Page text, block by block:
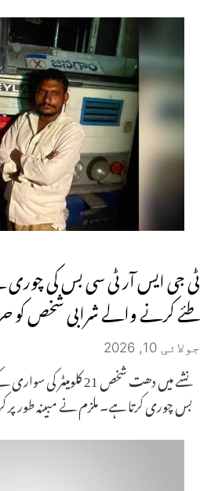
طئے کرنے والے شرابی شخص کو
جولائی 10, 2026
نشے میں دھت شخص 21
بس چوری کرتا ہے۔ ملزم نے مبینہ طور پر